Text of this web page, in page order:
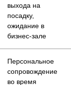
выхода на
посадку,
ожидание в
бизнес-зале
Персональное
сопровождение
во время